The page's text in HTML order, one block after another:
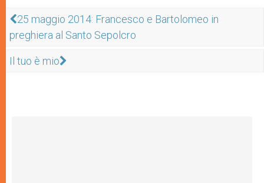
25 maggio 2014: Francesco e Bartolomeo in
preghiera al Santo Sepolcro
Il tuo è mio